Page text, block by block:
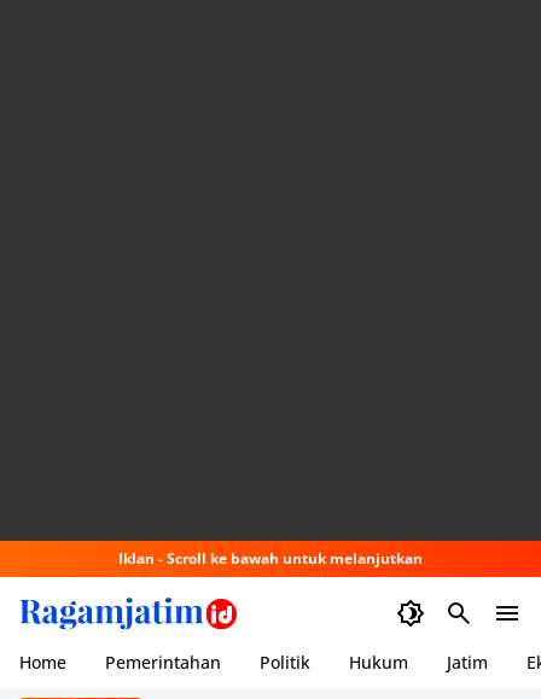
Iklan - Scroll ke bawah untuk melanjutkan
Home Pemerintahan Politik Hukum Jatim